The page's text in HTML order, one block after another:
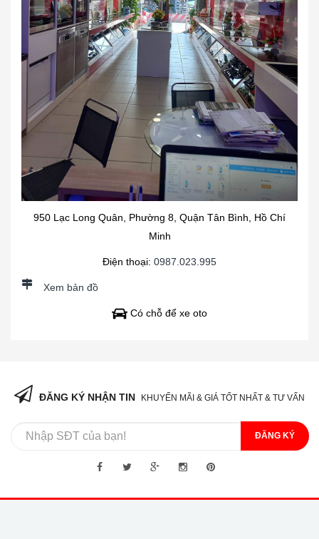
950 Lạc Long Quân, Phường 8, Quận Tân Bình, Hồ Chí
Minh
Điện thoại: 0987.023.995
Xem bản đồ
Có chỗ để xe oto
ĐĂNG KÝ NHẬN TIN KHUYẾN MÃI & GIÁ TỐT NHẤT & TƯ VẤN
ĐĂNG KÝ